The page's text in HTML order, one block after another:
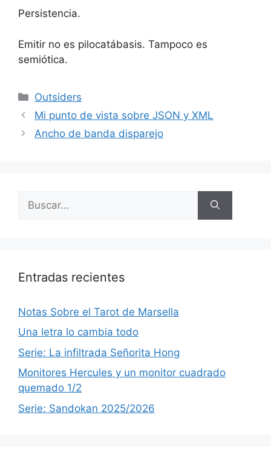
Persistencia.
Emitir no es pilocatábasis. Tampoco es
semiótica.
Categorías
Outsiders
Mi punto de vista sobre JSON y XML
Ancho de banda disparejo
Entradas recientes
Notas Sobre el Tarot de Marsella
Una letra lo cambia todo
Serie: La infiltrada Señorita Hong
Monitores Hercules y un monitor cuadrado
quemado 1/2
Serie: Sandokan 2025/2026